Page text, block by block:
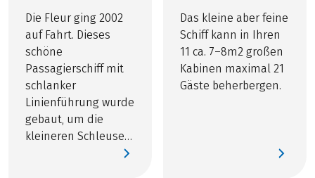
Die Fleur ging 2002
auf Fahrt. Dieses
schöne
Passagierschiff mit
schlanker
Linienführung wurde
gebaut, um die
kleineren Schleusen
Das kleine aber feine
Schiff kann in Ihren
11 ca. 7–8m2 großen
Kabinen maximal 21
Gäste beherbergen.